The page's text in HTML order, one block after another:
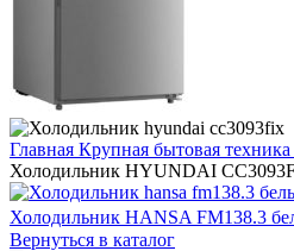
Главная Крупная бытовая техника
Холодильник HYUNDAI
Холодильник HANSA FM138.3
Вернуться в каталог